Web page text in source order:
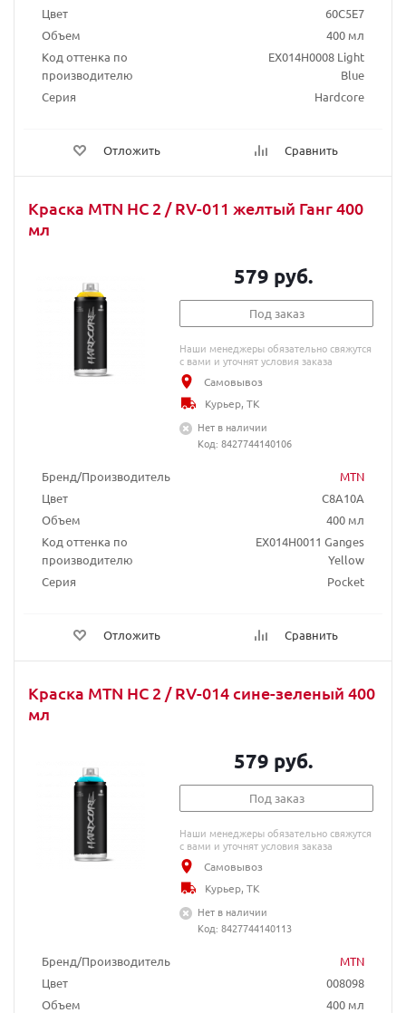
Цвет
60C5E7
Объем
400 мл
Код оттенка по
производителю
EX014H0008 Light
Blue
Серия
Hardcore
Отложить Сравнить
Краска MTN HC 2 / RV-011 желтый Ганг 400
мл
Бренд/Производитель
MTN
Цвет
C8A10A
Объем
400 мл
Код оттенка по
производителю
EX014H0011 Ganges
Yellow
Серия
Pocket
Отложить Сравнить
579 руб.
Под заказ
Наши менеджеры обязательно свяжутся
с вами и уточнят условия заказа
Самовывоз
Курьер, ТК
Нет в наличии
Код: 8427744140106
Краска MTN HC 2 / RV-014 сине-зеленый 400
мл
Бренд/Производитель
MTN
Цвет
008098
Объем
400 мл
579 руб.
Под заказ
Наши менеджеры обязательно свяжутся
с вами и уточнят условия заказа
Самовывоз
Курьер, ТК
Нет в наличии
Код: 8427744140113